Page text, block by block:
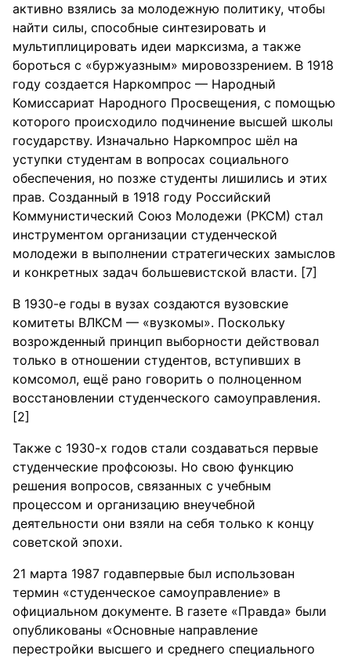
активно взялись за молодежную политику, чтобы
найти силы, способные синтезировать и
мультиплицировать идеи марксизма, а также
бороться с «буржуазным» мировоззрением. В 1918
году создается Наркомпрос — Народный
Комиссариат Народного Просвещения, с помощью
которого происходило подчинение высшей школы
государству. Изначально Наркомпрос шёл на
уступки студентам в вопросах социального
обеспечения, но позже студенты лишились и этих
прав. Созданный в 1918 году Российский
Коммунистический Союз Молодежи (РКСМ) стал
инструментом организации студенческой
молодежи в выполнении стратегических замыслов
и конкретных задач большевистской власти. [7]
В 1930-е годы в вузах создаются вузовские
комитеты ВЛКСМ — «вузкомы». Поскольку
возрожденный принцип выборности действовал
только в отношении студентов, вступивших в
комсомол, ещё рано говорить о полноценном
восстановлении студенческого самоуправления.
[2]
Также с 1930-х годов стали создаваться первые
студенческие профсоюзы. Но свою функцию
решения вопросов, связанных с учебным
процессом и организацию внеучебной
деятельности они взяли на себя только к концу
советской эпохи.
21 марта 1987 годавпервые был использован
термин «студенческое самоуправление» в
официальном документе. В газете «Правда» были
опубликованы «Основные направление
перестройки высшего и среднего специального